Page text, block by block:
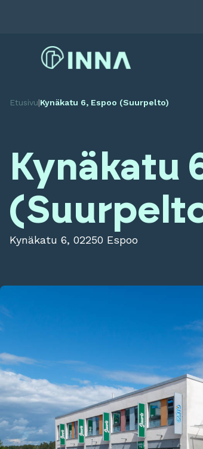
Etusivu|Kynäkatu 6, Espoo (Suurpelto)
Kynäkatu
Kynäkatu 6, 02250 Espoo